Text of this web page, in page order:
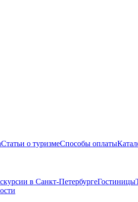
Статьи о туризмеСпособы оплаты
в Санкт-ПетербургеГостиницы